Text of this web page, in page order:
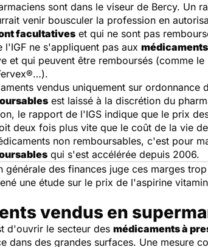
sont dans le viseur de Bercy. Un
venir bousculer la profession en
facultatives et qui ne sont pas
l'IGF ne s'appliquent pas aux
et qui peuvent être remboursés (comme
vendus uniquement sur
est laissé à la discrétion du
le rapport de l'IGS indique que le prix
deux fois plus vite que le coût de la vie
non remboursables, c'est pour
qui s'est accélérée depuis 2006.
générale des finances juge ces marges
une étude sur le prix de l'aspirine
vendus en
d'ouvrir le secteur des médicaments à
dans des grandes surfaces. Une mesure